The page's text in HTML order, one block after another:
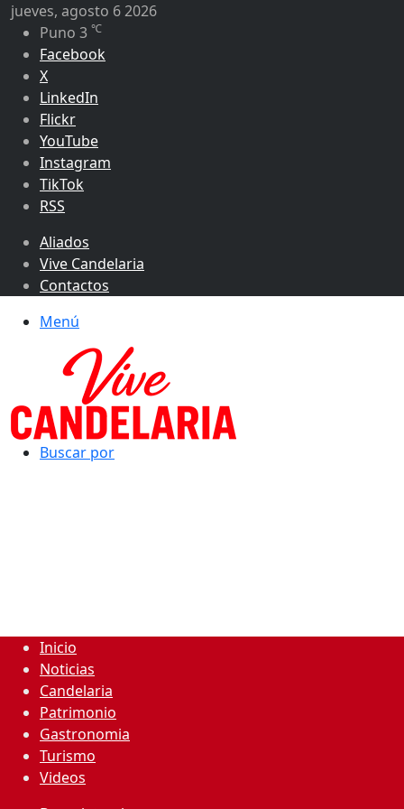
jueves, agosto 6 2026
Puno 3 ℃
Facebook
X
LinkedIn
Flickr
YouTube
Instagram
TikTok
RSS
Aliados
Vive Candelaria
Contactos
Menú
Buscar por
Inicio
Noticias
Candelaria
Patrimonio
Gastronomia
Turismo
Videos